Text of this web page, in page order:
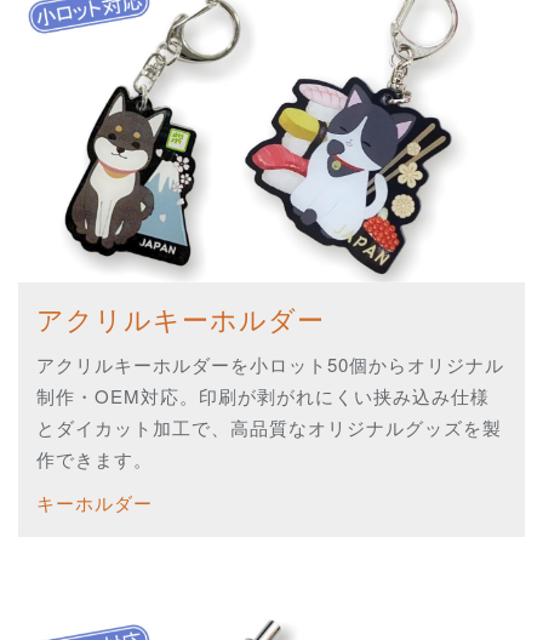
アクリルキーホルダー
アクリルキーホルダーを小ロット50個からオリジナル
制作・OEM対応。印刷が剥がれにくい挟み込み仕様
とダイカット加工で、高品質なオリジナルグッズを製
作できます。
キーホルダー